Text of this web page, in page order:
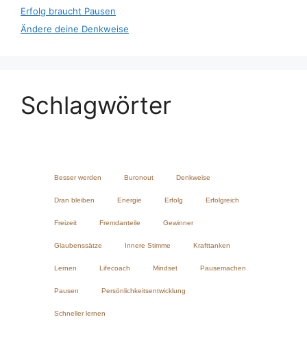
Erfolg braucht Pausen
Ändere deine Denkweise
Schlagwörter
Besser werden Buronout Denkweise
Dran bleiben Energie Erfolg Erfolgreich
Freizeit Fremdanteile Gewinner
Glaubenssätze Innere Stimme Krafttanken
Lernen Lifecoach Mindset Pausemachen
Pausen Persönlichkeitsentwicklung
Schneller lernen